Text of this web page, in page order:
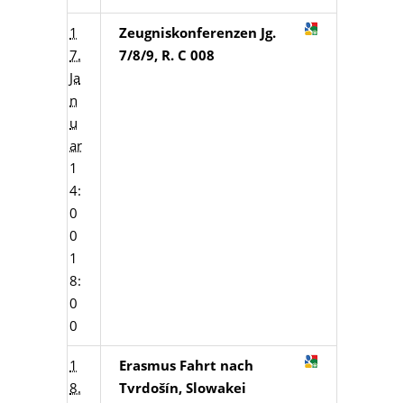
1
7.
Ja
n
u
ar
1
4:
0
0
1
8:
0
0
Zeugniskonferenzen Jg.
7/8/9, R. C 008
1
8.
Erasmus Fahrt nach
Tvrdošín, Slowakei